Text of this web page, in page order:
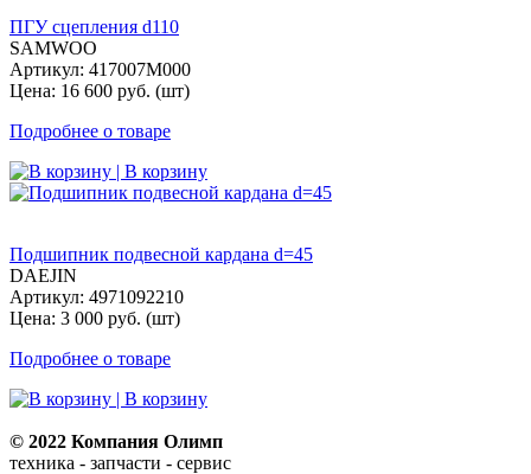
ПГУ сцепления d110
SAMWOO
Артикул: 417007M000
Цена: 16 600 руб. (шт)
Подробнее о товаре
| В корзину
Подшипник подвесной кардана d=45
DAEJIN
Артикул: 4971092210
Цена: 3 000 руб. (шт)
Подробнее о товаре
| В корзину
© 2022 Компания Олимп
техника - запчасти - сервис